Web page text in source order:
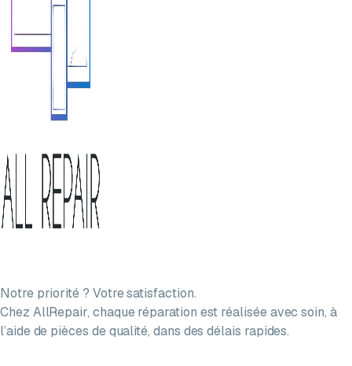
Notre priorité ? Votre satisfaction.
Chez AllRepair, chaque réparation est réalisée avec soin, à
l’aide de pièces de qualité, dans des délais rapides.